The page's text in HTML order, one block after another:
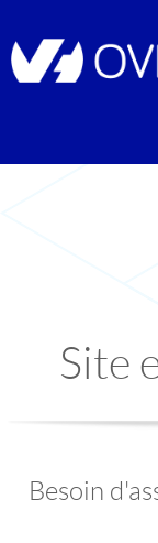
Site
Besoin